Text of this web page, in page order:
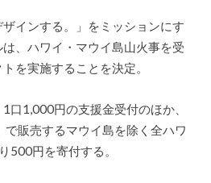
ザインする。」をミッションにす
、ハワイ・マウイ島山火事を受
を実施することを決定。
口1,000円の支援金受付のほか、
販売するマウイ島を除く全ハワ
500円を寄付する。